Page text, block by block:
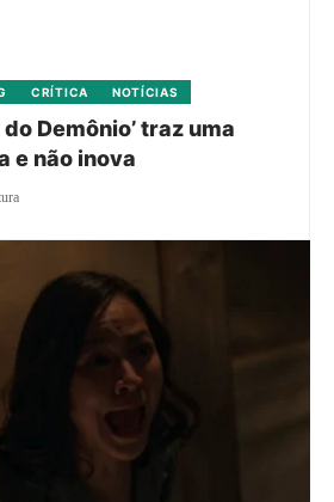
CRÍTICA NOTÍCIAS
Demônio’ traz uma
e não inova